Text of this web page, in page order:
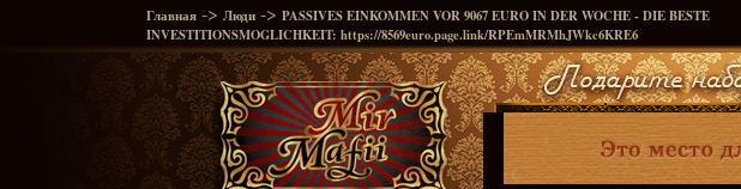
Главная -> Люди -> PASSIVES EINKOMMEN VOR 9067 EURO IN DER WOCHE - DIE BESTE
INVESTITIONSMOGLICHKEIT: https://8569euro.page.link/RPEmMRMhJWkc6KRE6